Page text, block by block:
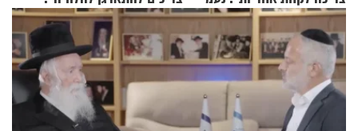
בנט בריאיון אישי
זוגיות במבחן, הפעם עם מרים
וגד דנינו